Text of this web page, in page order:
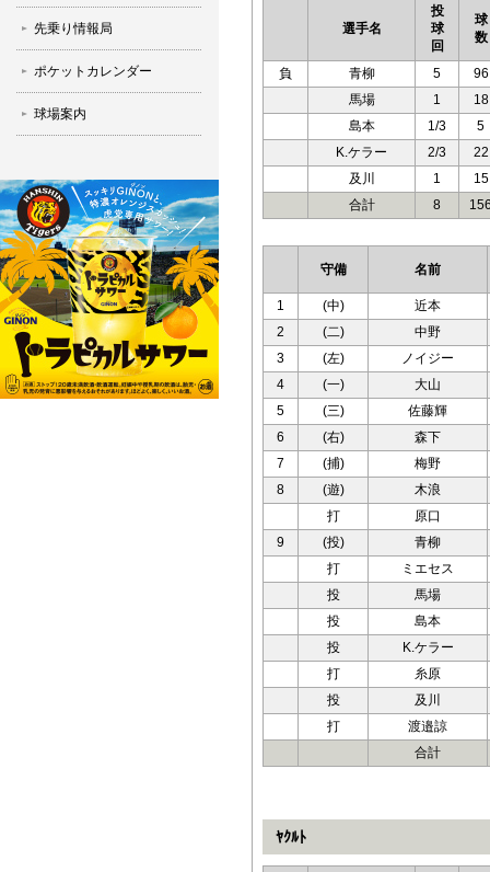
先乗り情報局
ポケットカレンダー
球場案内
選手名
投
球
回
球
数
負 青柳 5
96
馬場
1
18
島本
1/3
5
K.ケラー
2/3
22
及川
1
15
合計
8
守備 名前
1 (中)
近本
2
(二)
中野
3
(左)
ノイジー
4
(一)
大山
5
(三)
佐藤輝
6
(右)
森下
7
(捕)
梅野
8
(遊)
木浪
打
原口
9
(投)
青柳
打
ミエセス
投
馬場
投
島本
投
K.ケラー
打
糸原
投
及川
打
渡邉諒
合計
ﾔｸﾙﾄ